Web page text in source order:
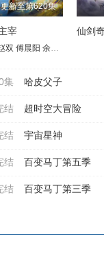
曼诗 周侗 夏觅尘
更新至第620集
宰
双 傅晨阳 余澜
仙剑
集 哈皮父子
结 超时空大冒险
结 宇宙星神
结 百变马丁第五季
结 百变马丁第三季